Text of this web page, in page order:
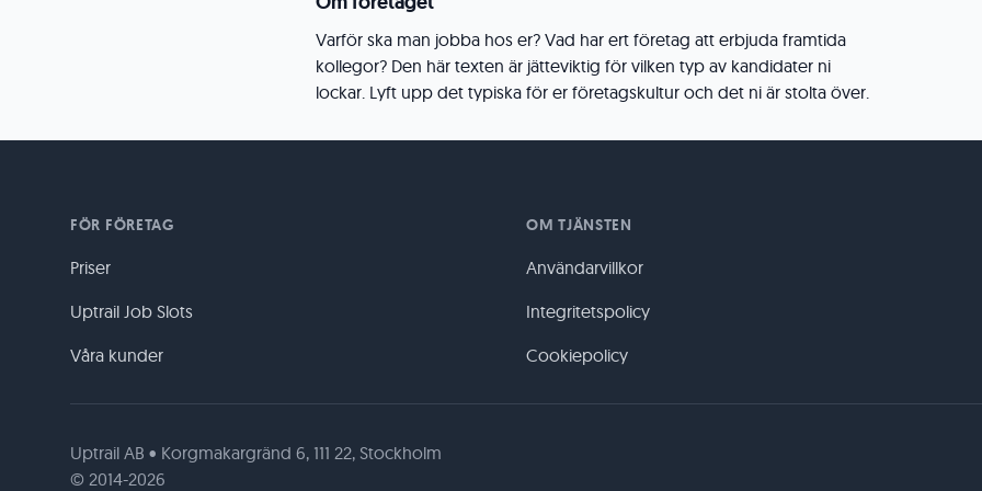
Varför ska man jobba hos er? Vad har ert företag att erbjuda framtida
kollegor? Den här texten är jätteviktig för vilken typ av kandidater ni
lockar. Lyft upp det typiska för er företagskultur och det ni är stolta över.
FÖR FÖRETAG
Priser
Uptrail Job Slots
Våra kunder
OM TJÄNSTEN
Användarvillkor
Integritetspolicy
Cookiepolicy
Uptrail AB • Korgmakargränd 6, 111 22, Stockholm
© 2014-2026